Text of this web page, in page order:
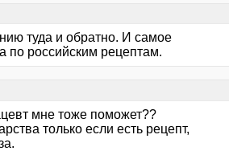
туда и обратно. И самое
по российским рецептам.
мне тоже поможет??
только если есть рецепт,